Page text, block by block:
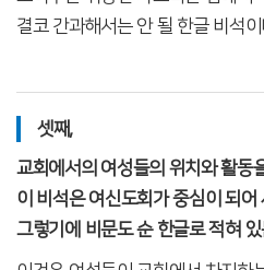
결코 간과해서는 안 될 한글 비석이
셋째,
교회에서의 여성들의 위치와 활동
이 비석은 여신도회가 중심이 되어
그렇기에 비문도 순 한글로 적혀